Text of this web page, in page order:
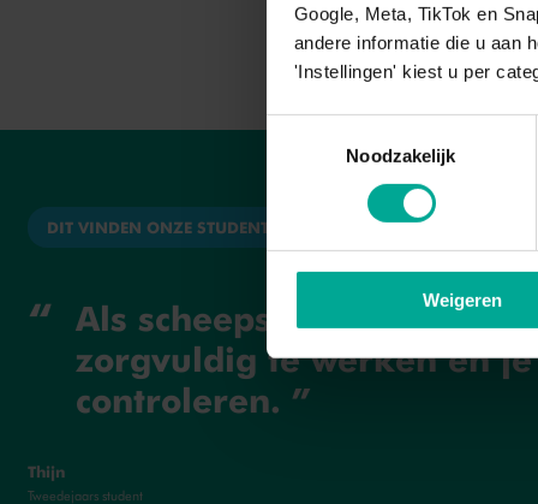
Google, Meta, TikTok en
andere informatie die u aan
'Instellingen' kiest u per
Toestemmingsselectie
Noodzakelijk
Weigeren
DIT VINDEN ONZE STUDENTEN
Als scheepsbouwer is het
zorgvuldig te werken en
controleren.
Thijn
Tweedejaars student